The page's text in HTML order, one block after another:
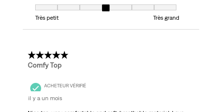
Taille, 4 sur 7, où 1 est égal à Très petit et 7 est égal à Très grand
Très petit
Très grand
5 étoile(s) sur 5.
Comfy Top
ACHETEUR VÉRIFIÉ
il y a un mois